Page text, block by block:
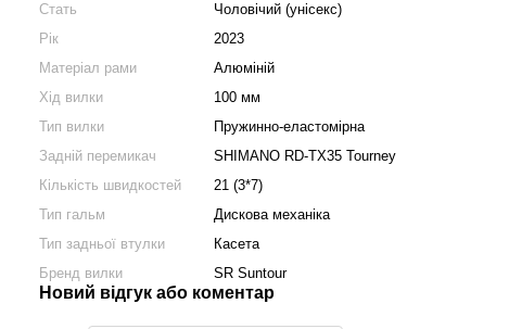
Стать
Чоловічий (унісекс)
Рік
2023
Матеріал рами
Алюміній
Хід вилки
100 мм
Тип вилки
Пружинно-еластомірна
Задній перемикач
SHIMANO RD-TX35 Tourney
Кількість швидкостей
21 (3*7)
Тип гальм
Дискова механіка
Тип задньої втулки
Касета
Бренд вилки
SR Suntour
Новий відгук або коментар